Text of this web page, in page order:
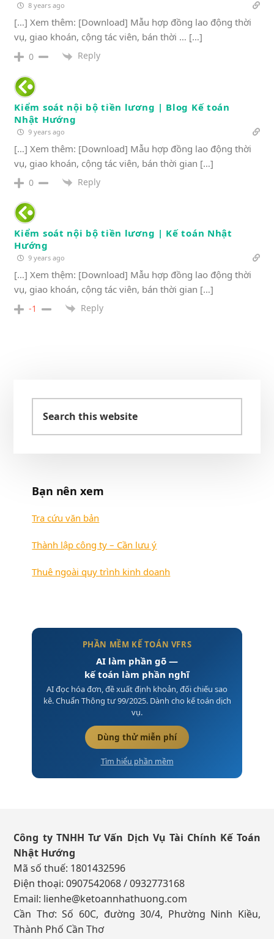
8 years ago
[…] Xem thêm: [Download] Mẫu hợp đồng lao động thời
vụ, giao khoán, cộng tác viên, bán thời … […]
0 Reply
Kiểm soát nội bộ tiền lương | Blog Kế toán
Nhật Hướng
9 years ago
[…] Xem thêm: [Download] Mẫu hợp đồng lao động thời
vụ, giao khoán, cộng tác viên, bán thời gian […]
0 Reply
Kiểm soát nội bộ tiền lương | Kế toán Nhật
Hướng
9 years ago
[…] Xem thệm: [Download] Mẫu hợp đồng lao động thời
vụ, giao khoán, cộng tác viên, bán thời gian […]
-1 Reply
Sidebar
chính
this
website
Bạn nên xem
Tra cứu văn bản
Thành lập công ty – Cần lưu ý
Thuê ngoài quy trình kinh doanh
PHẦN MỀM KẾ TOÁN VFRS
AI làm phần gõ —
kế toán làm phần nghĩ
AI đọc hóa đơn, đề xuất định khoản, đối chiếu sao
kê. Chuẩn Thông tư 99/2025. Dành cho kế toán dịch
vụ.
Dùng thử miễn phí
Tìm hiểu phần mềm
Công ty TNHH Tư Vấn Dịch Vụ Tài Chính Kế Toán
Nhật Hướng
Mã số thuế: 1801432596
Điện thoại: 0907542068 / 0932773168
Email: lienhe@ketoannhathuong.com
Cần Thơ: Số 60C, đường 30/4, Phường Ninh Kiều,
Thành Phố Cần Thơ